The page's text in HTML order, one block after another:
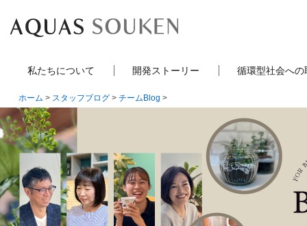
私たちについて 開発ストーリー 循環型社会への
ホーム > スタッフブログ > チームBlog >